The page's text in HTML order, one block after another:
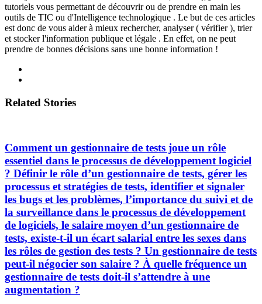
tutoriels vous permettant de découvrir ou de prendre en main les
outils de TIC ou d'Intelligence technologique . Le but de ces articles
est donc de vous aider à mieux rechercher, analyser ( vérifier ), trier
et stocker l'information publique et légale . En effet, on ne peut
prendre de bonnes décisions sans une bonne information !
Related Stories
Comment un gestionnaire de tests joue un rôle
essentiel dans le processus de développement logiciel
? Définir le rôle d’un gestionnaire de tests, gérer les
processus et stratégies de tests, identifier et signaler
les bugs et les problèmes, l’importance du suivi et de
la surveillance dans le processus de développement
de logiciels, le salaire moyen d’un gestionnaire de
tests, existe-t-il un écart salarial entre les sexes dans
les rôles de gestion des tests ? Un gestionnaire de tests
peut-il négocier son salaire ? À quelle fréquence un
gestionnaire de tests doit-il s’attendre à une
augmentation ?